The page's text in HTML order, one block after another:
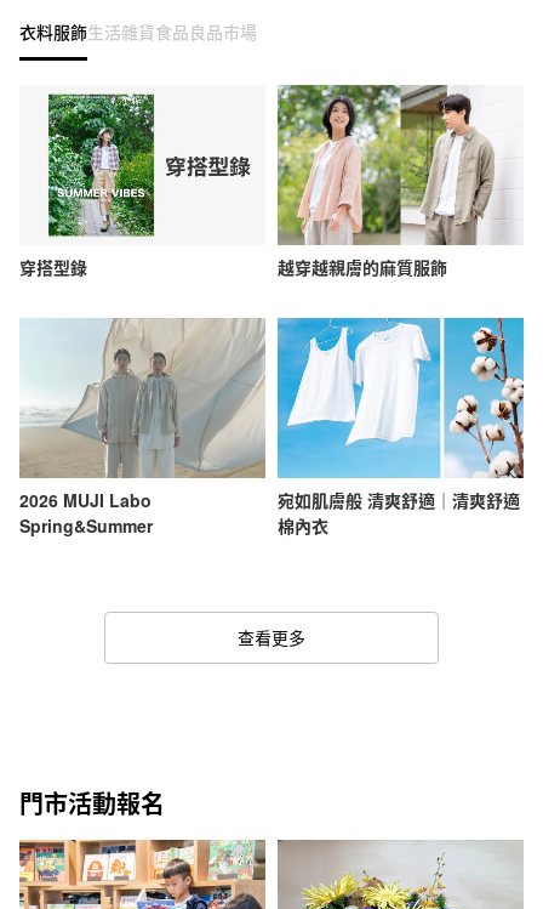
衣料服飾生活雜貨食品良品市場
穿搭型錄 越穿越親膚的麻質服飾
2026 MUJI Labo
Spring&Summer
宛如肌膚般 清爽舒適｜清爽舒適
棉內衣
查看更多
門市活動報名